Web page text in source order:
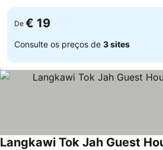
De € 19
Consulte os preços de 3 sites